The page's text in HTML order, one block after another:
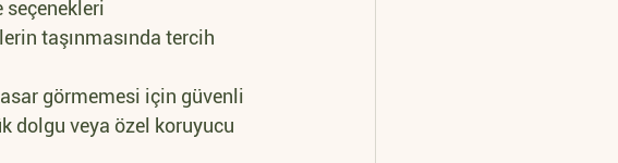
seçenekleri
taşınmasında tercih
görmemesi için güvenli
dolgu veya özel koruyucu